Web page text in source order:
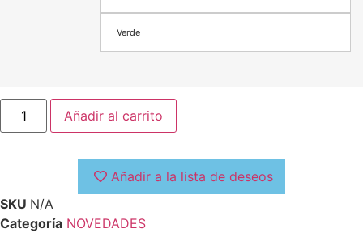
Verde
Añadir al carrito
Añadir a la lista de deseos
SKU N/A
Categoría NOVEDADES